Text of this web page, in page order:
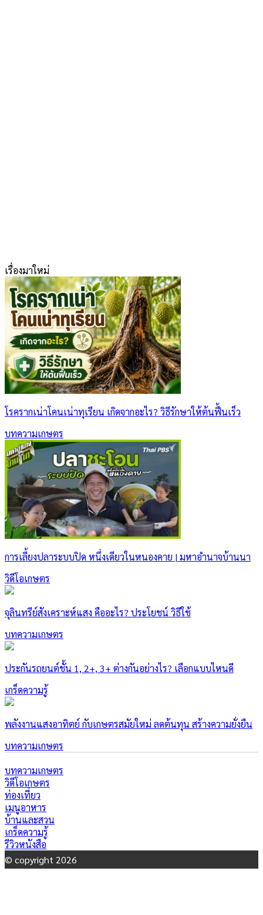
เรื่องมาใหม่
โรครากเน่าโคนเน่าทุเรียน เกิดจากอะไร? วิธีรักษาให้ต้นฟื้นเร็ว
บทความเกษตร
การเลี้ยงปลาระบบปิด หนึ่งเดียวในหนองคาย | มหาอำนาจบ้านนา
วิดีโอเกษตร
จุลินทรีย์สังเคราะห์แสง คืออะไร? ประโยชน์ วิธีใช้
บทความเกษตร
ประกันรถยนต์ชั้น 1, 2+, 3+ ต่างกันอย่างไร? เลือกแบบไหนดี
เกร็ดความรู้
พลังงานแสงอาทิตย์ กับเกษตรสมัยใหม่ ลดต้นทุน สร้างความยั่งยืน
บทความเกษตร
บทความเกษตร
วิดีโอเกษตร
ท่องเที่ยว
เมนูอาหาร
บ้านและสวน
เกร็ดความรู้
รีวิวหนังสือ
© copyright 2026